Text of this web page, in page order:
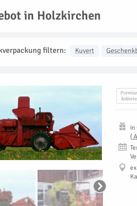
in Holzkirchen
filtern: Kuvert
in
(